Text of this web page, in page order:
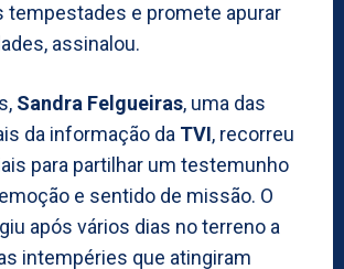
tempestades e promete apurar
assinalou.
Sandra Felgueiras, uma das
da informação da TVI, recorreu
para partilhar um testemunho
e sentido de missão. O
após vários dias no terreno a
intempéries que atingiram